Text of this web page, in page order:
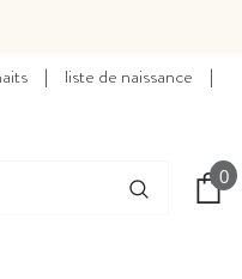
| liste de naissance |
0